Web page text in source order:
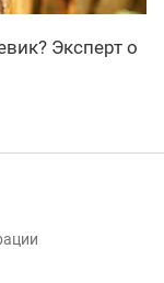
Эксперт о